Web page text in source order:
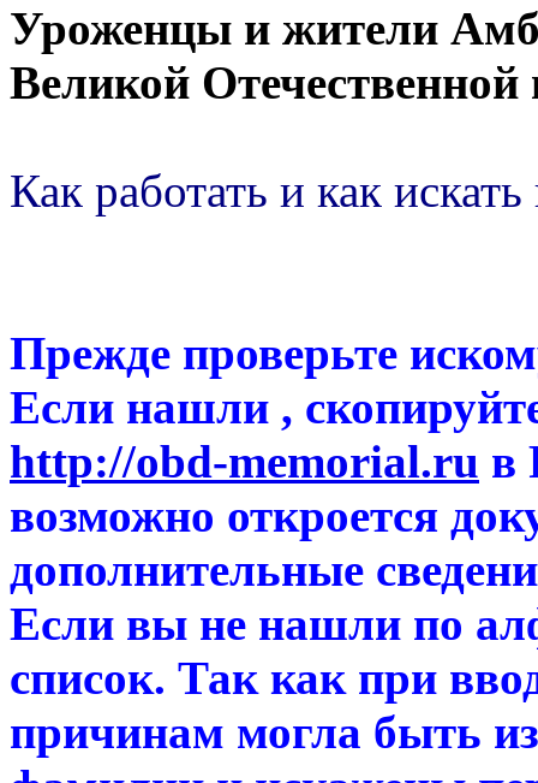
Уроженцы и жители
Великой Отечественной
Как работать и как
Прежде проверьте
Если нашли ,
http://obd-memorial.ru в
возможно откроется
дополнительные
Если вы не нашли по
список. Так как при
причинам могла быть